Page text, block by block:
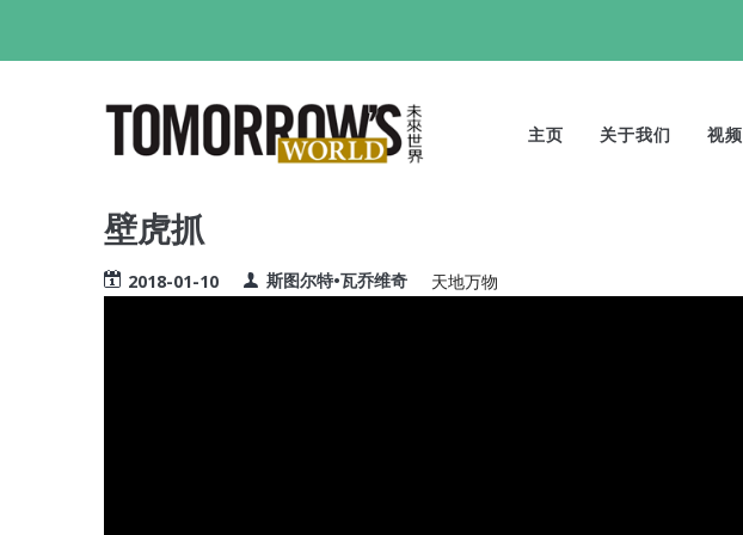
NAVIGATION
主页 关于我们 视频
壁虎抓
2018-01-10 斯图尔特•瓦乔维奇 天地万物